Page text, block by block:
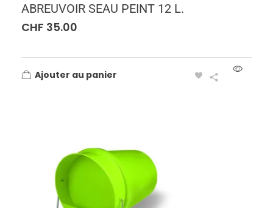
ABREUVOIR SEAU PEINT 12 L.
CHF 35.00
Ajouter au panier